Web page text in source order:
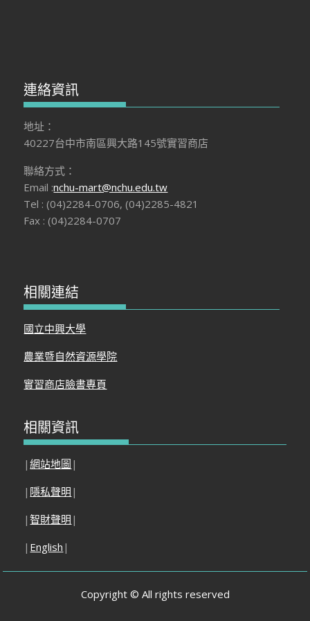
連絡資訊
地址：
40227台中市南區興大路145號實習商店
聯絡方式：
Email :nchu-mart@nchu.edu.tw
Tel : (04)2284-0706, (04)2285-4821
Fax : (04)2284-0707
相關連結
國立中興大學
農業暨自然資源學院
實習商店臉書專頁
相關資訊
|網站地圖 |
| 隱私聲明 |
|智財聲明 |
| English |
Copyright © All rights reserved